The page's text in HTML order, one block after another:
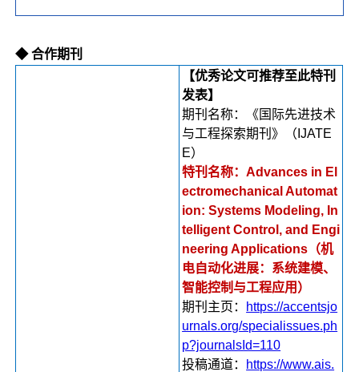
◆ 合作期刊
【优秀论文可推荐至此特刊
发表】
期刊名称：《国际先进技术
与工程探索期刊》（IJATE
E）
特刊名称：Advances in El
ectromechanical Automat
ion: Systems Modeling, In
telligent Control, and Engi
neering Applications（机
电自动化进展：系统建模、
智能控制与工程应用）
期刊主页：
https://accentsjo
urnals.org/specialissues.ph
p?journalsId=110
投稿通道：
https://www.ais.